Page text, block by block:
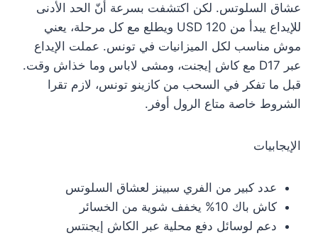
عشاق السلوتس. لكن اكتشفت بسرعة أنّ الحد الأدنى
للإيداع يبدأ من 120 USD ويطلع مع كل مرحلة، يعني
موش مناسب لكل الميزانيات في تونس. عملت الإيداع
عبر D17 مع كاش إيجنت، ومشى لاباس وما خذاش وقت.
قبل ما تفكر في السحب من كازينو تونس، لازم تقرا
الشروط خاصة متاع الرول أوفر.
الإيجابيات
عدد كبير من الفري سبينز لعشاق السلوتس
كاش باك 10% يخفف شوية من الخسائر
دعم لوسائل دفع محلية عبر الكاش إيجنتس